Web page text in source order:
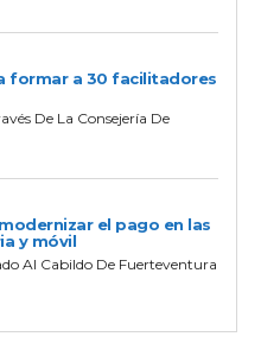
formar a 30 facilitadores
De La Consejería De
el pago en las
y móvil
Al Cabildo De Fuerteventura